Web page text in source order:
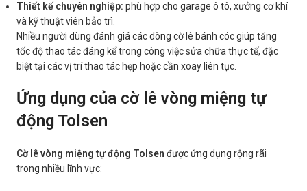
Thiết kế chuyên nghiệp: phù hợp cho garage ô tô, xưởng cơ khí
và kỹ thuật viên bảo trì.
Nhiều người dùng đánh giá các dòng cờ lê bánh cóc giúp tăng
tốc độ thao tác đáng kể trong công việc sửa chữa thực tế, đặc
biệt tại các vị trí thao tác hẹp hoặc cần xoay liên tục.
Ứng dụng của cờ lê vòng miệng tự
động Tolsen
Cờ lê vòng miệng tự động Tolsen được ứng dụng rộng rãi
trong nhiều lĩnh vực: